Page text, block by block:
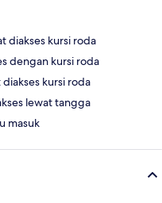
diakses kursi roda
dengan kursi roda
kursi roda
lewat tangga
masuk